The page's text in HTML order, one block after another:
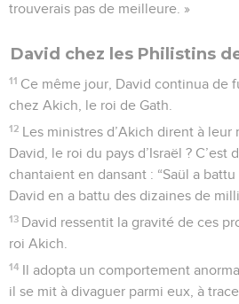
trouverais pas de meilleure. »
David chez les Philistins
11 Ce même jour, David continua de
chez Akich, le roi de Gath.
12 Les ministres d’Akich dirent à leur
David, le roi du pays d’Israël ? C’est
chantaient en dansant : “Saül a battu
David en a battu des dizaines de
13 David ressentit la gravité de ces
roi Akich.
14 Il adopta un comportement
il se mit à divaguer parmi eux, à